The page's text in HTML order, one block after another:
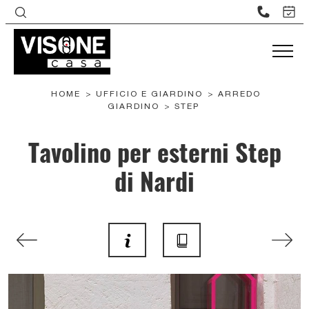
HOME > UFFICIO E GIARDINO > ARREDO
GIARDINO
> STEP
Tavolino per esterni Step
di Nardi